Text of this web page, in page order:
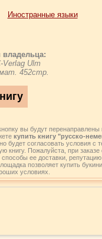
Иностранные языки
Verlag Ulm
452стр.
вы будут
купить книгу "русско-
будет согласовать условия с
книгу. Пожалуйста, при
способы ее доставки,
позволяет купить
условиях.